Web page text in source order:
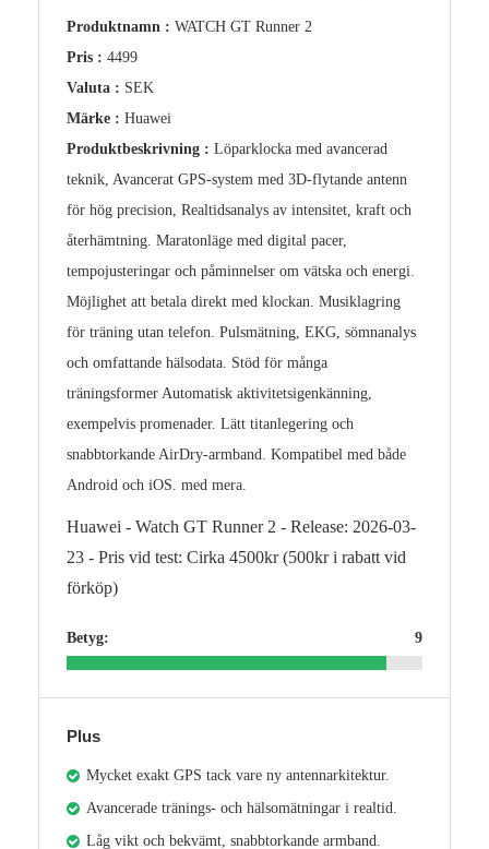
Produktnamn : WATCH GT Runner 2
Pris : 4499
Valuta : SEK
Märke : Huawei
Produktbeskrivning : Löparklocka med avancerad
teknik, Avancerat GPS‑system med 3D‑flytande antenn
för hög precision, Realtidsanalys av intensitet, kraft och
återhämtning. Maratonläge med digital pacer,
tempojusteringar och påminnelser om vätska och energi.
Möjlighet att betala direkt med klockan. Musiklagring
för träning utan telefon. Pulsmätning, EKG, sömnanalys
och omfattande hälsodata. Stöd för många
träningsformer Automatisk aktivitetsigenkänning,
exempelvis promenader. Lätt titanlegering och
snabbtorkande AirDry‑armband. Kompatibel med både
Android och iOS. med mera.
Huawei - Watch GT Runner 2 - Release: 2026-03-
23 - Pris vid test: Cirka 4500kr (500kr i rabatt vid
förköp)
Betyg: 9
Plus
Mycket exakt GPS tack vare ny antennarkitektur.
Avancerade tränings- och hälsomätningar i realtid.
Låg vikt och bekvämt, snabbtorkande armband.